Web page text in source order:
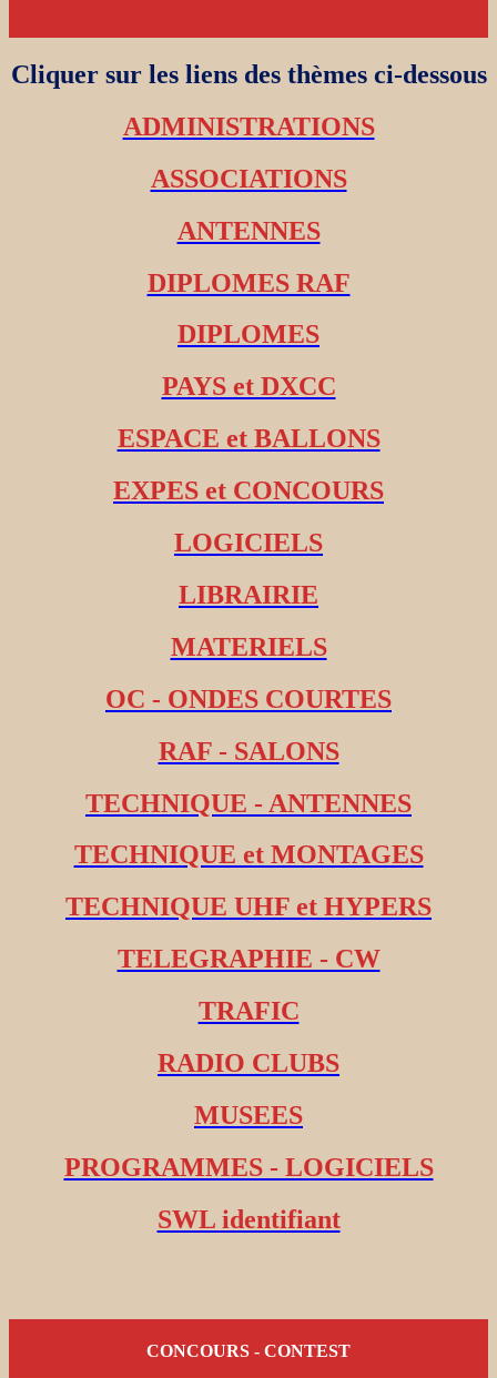
Cliquer sur les liens des thèmes ci-dessous
ADMINISTRATIONS
ASSOCIATIONS
ANTENNES
DIPLOMES RAF
DIPLOMES
PAYS et DXCC
ESPACE et BALLONS
EXPES et CONCOURS
LOGICIELS
LIBRAIRIE
MATERIELS
OC - ONDES COURTES
RAF - SALONS
TECHNIQUE - ANTENNES
TECHNIQUE et MONTAGES
TECHNIQUE UHF et HYPERS
TELEGRAPHIE - CW
TRAFIC
RADIO CLUBS
MUSEES
PROGRAMMES - LOGICIELS
SWL identifiant
CONCOURS - CONTEST